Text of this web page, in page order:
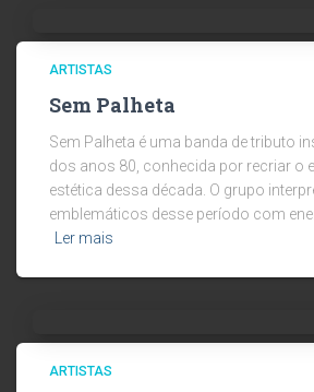
ARTISTAS
Sem Palheta
Sem Palheta é uma banda de tributo
dos anos 80, conhecida por recriar o
estética dessa década. O grupo
emblemáticos desse período com
Ler mais
ARTISTAS